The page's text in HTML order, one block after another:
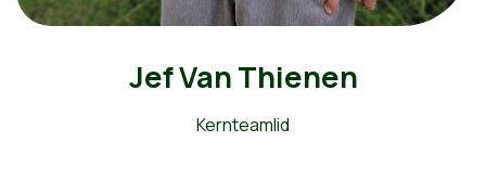
Jef Van Thienen
Kernteamlid